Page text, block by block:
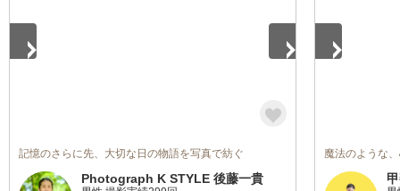
記憶のさらに先、大切な日の物語を写真で紡ぐ
Photograph K STYLE 後藤一貴
魔法のような